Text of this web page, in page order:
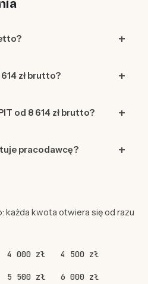
zł brutto?
od 8 614 zł brutto?
pracodawcę?
każda kwota otwiera się od razu
4 000 zł 4 500 zł
5 500 zł 6 000 zł